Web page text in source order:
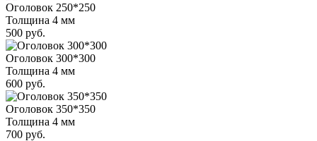
Оголовок 250*250
Толщина 4 мм
500 руб.
Оголовок 300*300
Толщина 4 мм
600 руб.
Оголовок 350*350
Толщина 4 мм
700 руб.